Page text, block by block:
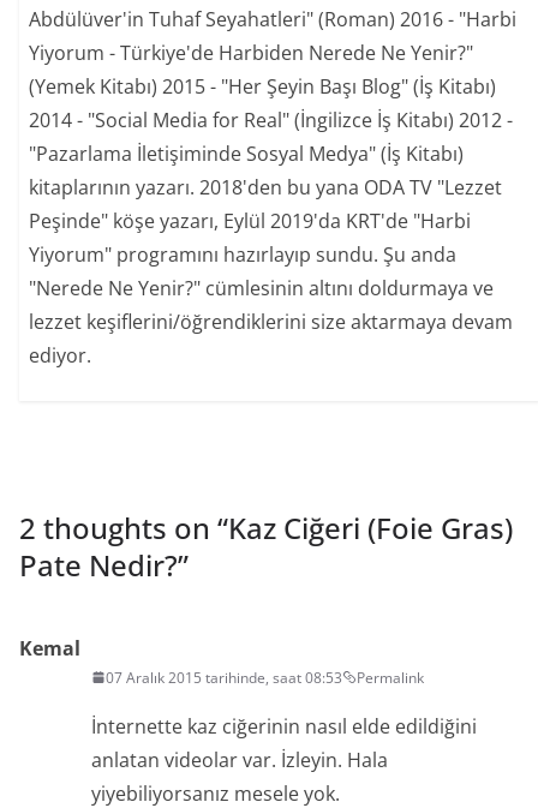
Abdülüver'in Tuhaf Seyahatleri" (Roman) 2016 - "Harbi
Yiyorum - Türkiye'de Harbiden Nerede Ne Yenir?"
(Yemek Kitabı) 2015 - "Her Şeyin Başı Blog" (İş Kitabı)
2014 - "Social Media for Real" (İngilizce İş Kitabı) 2012 -
"Pazarlama İletişiminde Sosyal Medya" (İş Kitabı)
kitaplarının yazarı. 2018'den bu yana ODA TV "Lezzet
Peşinde" köşe yazarı, Eylül 2019'da KRT'de "Harbi
Yiyorum" programını hazırlayıp sundu. Şu anda
"Nerede Ne Yenir?" cümlesinin altını doldurmaya ve
lezzet keşiflerini/öğrendiklerini size aktarmaya devam
ediyor.
2 thoughts on “Kaz Ciğeri (Foie Gras)
Pate Nedir?”
Kemal
07 Aralık 2015 tarihinde, saat 08:53 Permalink
İnternette kaz ciğerinin nasıl elde edildiğini
anlatan videolar var. İzleyin. Hala
yiyebiliyorsanız mesele yok.